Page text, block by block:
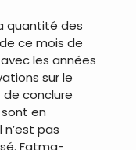
quantité des
ce mois de
les années
sur le
de conclure
en
pas
Fatma-